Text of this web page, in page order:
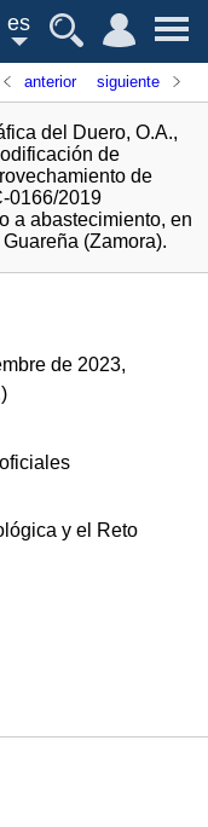
es
anterior siguiente
del Duero, O.A.,
de
de
0166/2019
a abastecimiento, en
(Zamora).
de 2023,
)
y el Reto